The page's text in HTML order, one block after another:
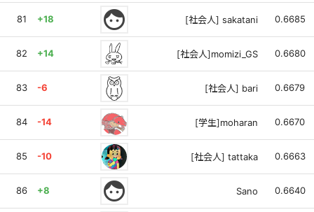
81 +18 face [社会人] sakatani 0.6685
82 +14 [社会人]momizi_GS 0.6680
83 -6 [社会人] bari 0.6679
84 -14 [学生]moharan 0.6670
85 -10 [社会人] tattaka 0.6663
86 +8 face Sano 0.6640